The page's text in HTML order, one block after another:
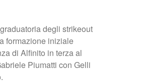
degli strikeout
formazione iniziale
di Alfinito in terza al
Piumatti con Gelli